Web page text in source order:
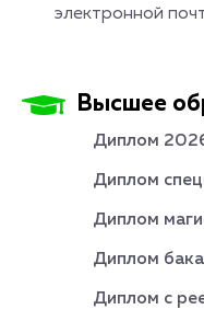
электронной
Высшее
Диплом
Диплом
Диплом
Диплом
Диплом с